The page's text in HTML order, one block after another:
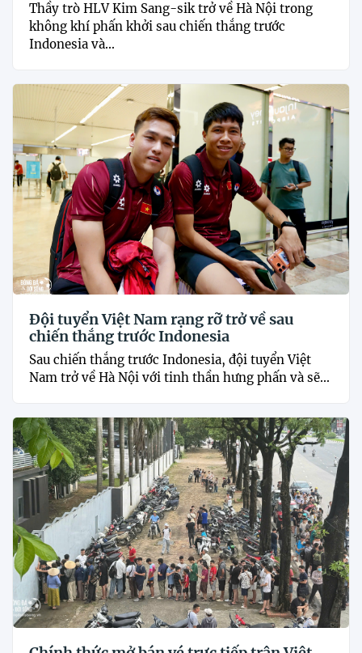
Thầy trò HLV Kim Sang-sik trở về Hà Nội trong
không khí phấn khởi sau chiến thắng trước
Indonesia và...
Đội tuyển Việt Nam rạng rỡ trở về sau
chiến thắng trước Indonesia
Sau chiến thắng trước Indonesia, đội tuyển Việt
Nam trở về Hà Nội với tinh thần hưng phấn và sẽ...